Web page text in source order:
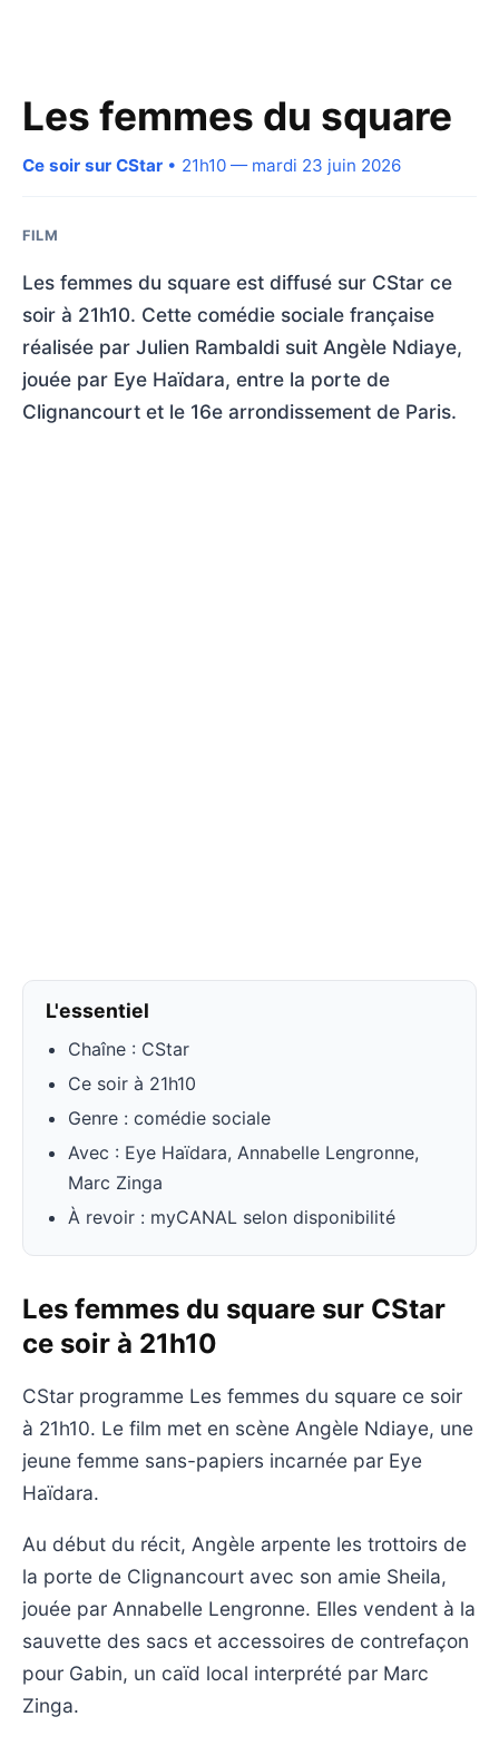
Les femmes du square
Ce soir sur CStar • 21h10 — mardi 23 juin 2026
FILM
Les femmes du square est diffusé sur CStar ce
soir à 21h10. Cette comédie sociale française
réalisée par Julien Rambaldi suit Angèle Ndiaye,
jouée par Eye Haïdara, entre la porte de
Clignancourt et le 16e arrondissement de Paris.
L'essentiel
Chaîne : CStar
Ce soir à 21h10
Genre : comédie sociale
Avec : Eye Haïdara, Annabelle Lengronne,
Marc Zinga
À revoir : myCANAL selon disponibilité
Les femmes du square sur CStar
ce soir à 21h10
CStar programme Les femmes du square ce soir
à 21h10. Le film met en scène Angèle Ndiaye, une
jeune femme sans-papiers incarnée par Eye
Haïdara.
Au début du récit, Angèle arpente les trottoirs de
la porte de Clignancourt avec son amie Sheila,
jouée par Annabelle Lengronne. Elles vendent à la
sauvette des sacs et accessoires de contrefaçon
pour Gabin, un caïd local interprété par Marc
Zinga.